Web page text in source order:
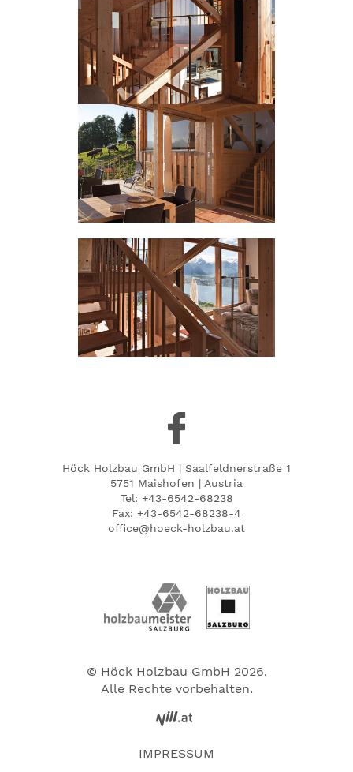
Höck Holzbau GmbH | Saalfeldnerstraße 1
5751 Maishofen | Austria
Tel: +43-6542-68238
Fax: +43-6542-68238-4
office@hoeck-holzbau.at
© Höck Holzbau GmbH 2026.
Alle Rechte vorbehalten.
IMPRESSUM